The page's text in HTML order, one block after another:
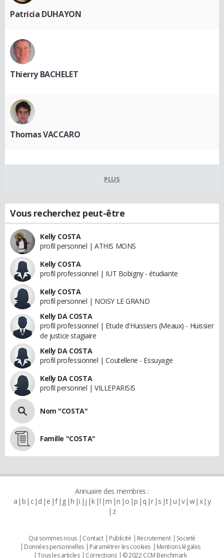
Patricia DUHAYON
Thierry BACHELET
Thomas VACCARO
PLUS
Vous recherchez peut-être
Kelly COSTA
profil personnel | ATHIS MONS
Kelly COSTA
profil professionnel | IUT Bobigny - étudiante
Kelly COSTA
profil personnel | NOISY LE GRAND
Kelly DA COSTA
profil professionnel | Etude d'Huissiers (Meaux) - Huissier
de justice stagiaire
Kelly DA COSTA
profil professionnel | Coutellerie - Essuyage
Kelly DA COSTA
profil personnel | VILLEPARISIS
Nom "COSTA"
Famille "COSTA"
Annuaire des membres :
a b c d e f g h i j k l m n o p q r s t u v w x y
z
Qui sommes nous Contact Publicité Recrutement
Societé
Données personnelles
Paramétrer les cookies
Mentions légales
Tous les articles
Corrections © 2022 CCM Benchmark